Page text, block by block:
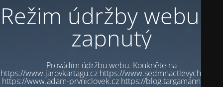
Režim údržby webu je
zapnutý
Provádím údržbu webu. Koukněte na
https://www.jarovkartagu.cz https://www.sedmnactlevychbot.cz
https://www.adam-prvniclovek.cz https://blog.targamannum.cz